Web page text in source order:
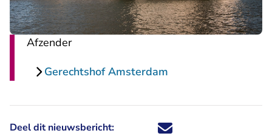
Afzender
Gerechtshof Amsterdam
Deel dit nieuwsbericht: Deel dit nieuwsbericht via X -
Deel dit nieuwsbericht via
Deel dit nieuwsbericht
Deel dit